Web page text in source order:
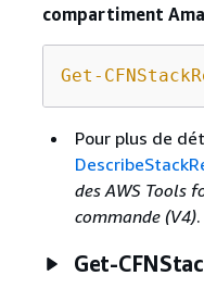
compartiment
Get-
Pour plus de
des AWS Tools
commande (V4).
Get-